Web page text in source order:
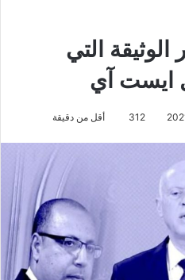
التي
ايست آي
312 أقل من دقيقة